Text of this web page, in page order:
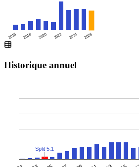
2016 2018 2020 2022 2024 2026
Historique annuel
Split 5:1